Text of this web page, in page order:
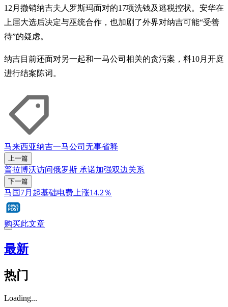
12月撤销纳吉夫人罗斯玛面对的17项洗钱及逃税控状。安华在
上届大选后决定与巫统合作，也加剧了外界对纳吉可能“受善
待”的疑虑。
纳吉目前还面对另一起和一马公司相关的贪污案，料10月开庭
进行结案陈词。
马来西亚纳吉一马公司 无事省释
上一篇
普拉博沃访问俄罗斯 承诺加强双边关系
下一篇
马国7月起基础电费上涨14.2％
购买此文章
最新
热门
Loading...